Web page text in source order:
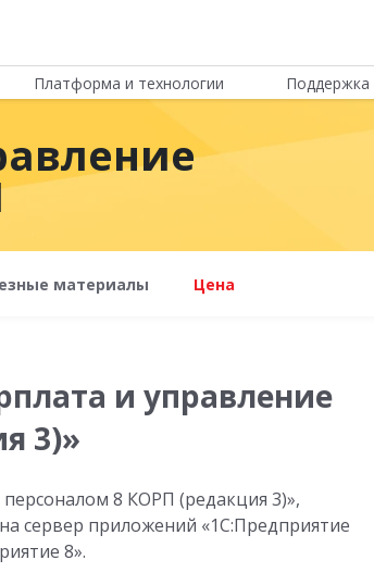
Платформа и технологии Поддержка
материалы Цена
и управление
3)»
8 КОРП (редакция 3)»,
сервер приложений «1С:Предприятие
8».